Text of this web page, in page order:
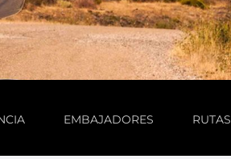
EMBAJADORES RUTAS